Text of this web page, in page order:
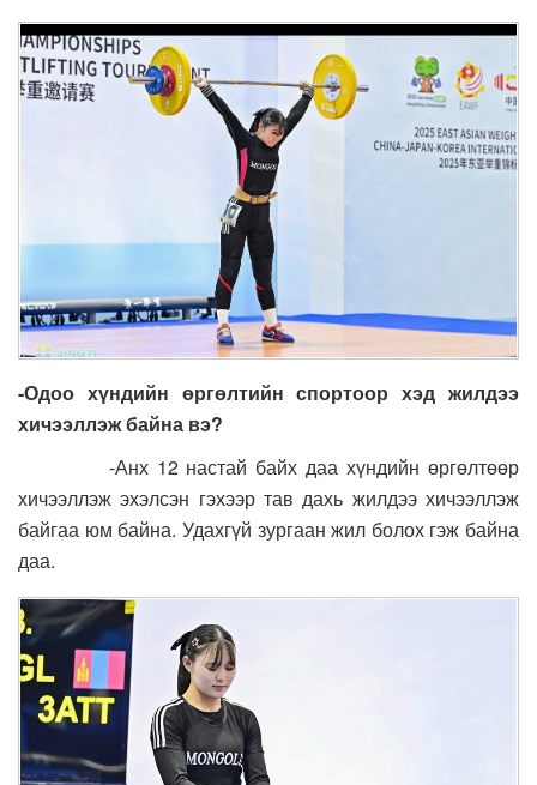
-Одоо хүндийн өргөлтийн спортоор хэд жилдээ
хичээллэж байна вэ?
-Анх 12 настай байх даа хүндийн өргөлтөөр
хичээллэж эхэлсэн гэхээр тав дахь жилдээ хичээллэж
байгаа юм байна. Удахгүй зургаан жил болох гэж байна
даа.